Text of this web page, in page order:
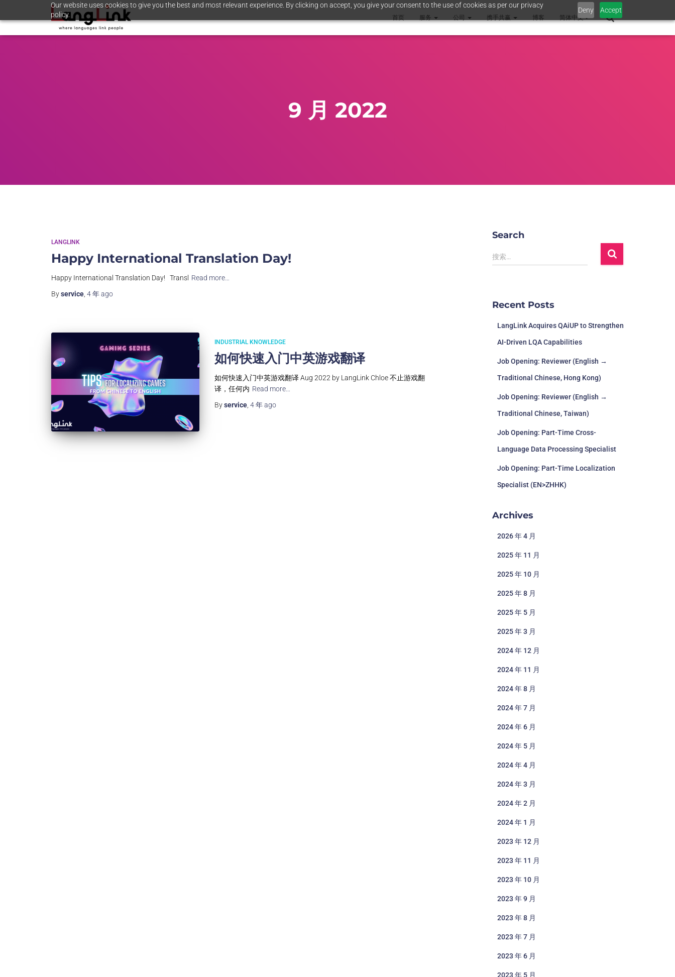
Our website uses cookies to give you the best and most relevant experience. By clicking on accept, you give your consent to the use of cookies as per our privacy
policy.
Deny Accept
首页 服务 公司 携手共赢 博客 简体中文
9 月 2022
LANGLINK
Happy International Translation Day!
Happy International Translation Day! Transl Read more…
Byservice 4 年ago
INDUSTRIAL KNOWLEDGE
如何快速入门中英游戏翻译
如何快速入门中英游戏翻译 Aug 2022 by LangLink Chloe 不止游戏翻
译，任何内 Read more…
Byservice 4 年ago
Search
搜索…
Recent Posts
LangLink Acquires QAiUP to Strengthen
AI-Driven LQA Capabilities
Job Opening: Reviewer (English →
Traditional Chinese, Hong Kong)
Job Opening: Reviewer (English →
Traditional Chinese, Taiwan)
Job Opening: Part-Time Cross-
Language Data Processing Specialist
Job Opening: Part-Time Localization
Specialist (EN>ZHHK)
Archives
2026 年 4 月
2025 年 11 月
2025 年 10 月
2025 年 8 月
2025 年 5 月
2025 年 3 月
2024 年 12 月
2024 年 11 月
2024 年 8 月
2024 年 7 月
2024 年 6 月
2024 年 5 月
2024 年 4 月
2024 年 3 月
2024 年 2 月
2024 年 1 月
2023 年 12 月
2023 年 11 月
2023 年 10 月
2023 年 9 月
2023 年 8 月
2023 年 7 月
2023 年 6 月
2023 年 5 月